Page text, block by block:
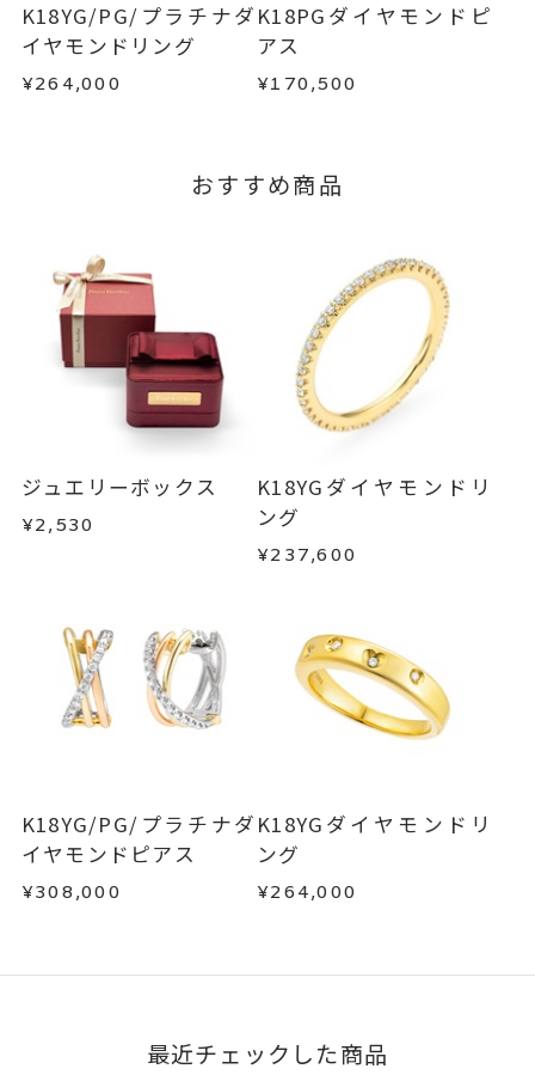
この場合の返送料は弊社にて負担いたしますの
で、着払いにてご返送ください。
詳細はこちら
K18YG/PG/プラチナダ
イヤモンドリング
¥264,000
K18PGダイヤモンドピ
アス
¥170,500
おすすめ商品
ジュエリーボックス
¥2,530
K18YGダイヤモンドリ
ング
¥237,600
K18YG/PG/プラチナダ
イヤモンドピアス
¥308,000
K18YGダイヤモンドリ
ング
¥264,000
最近チェックした商品